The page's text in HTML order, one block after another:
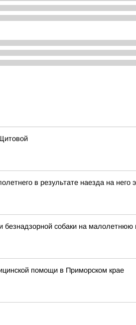
в результате наезда на него
собаки на малолетнюю
помощи в Приморском крае